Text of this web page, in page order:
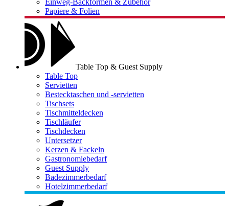
Einweg-Backformen & Zubehör
Papiere & Folien
Table Top & Guest Supply
Table Top
Servietten
Bestecktaschen und -servietten
Tischsets
Tischmitteldecken
Tischläufer
Tischdecken
Untersetzer
Kerzen & Fackeln
Gastronomiebedarf
Guest Supply
Badezimmerbedarf
Hotelzimmerbedarf